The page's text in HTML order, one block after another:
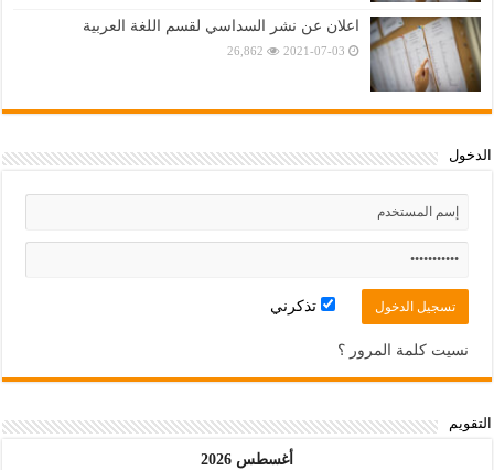
اعلان عن نشر السداسي لقسم اللغة العربية
2021-07-03
26,862
الدخول
تذكرني
نسيت كلمة المرور ؟
التقويم
أغسطس 2026